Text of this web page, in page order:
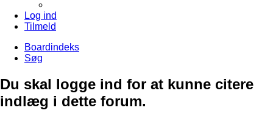
Log ind
Tilmeld
Boardindeks
Søg
Du skal logge ind for at kunne citere
indlæg i dette forum.